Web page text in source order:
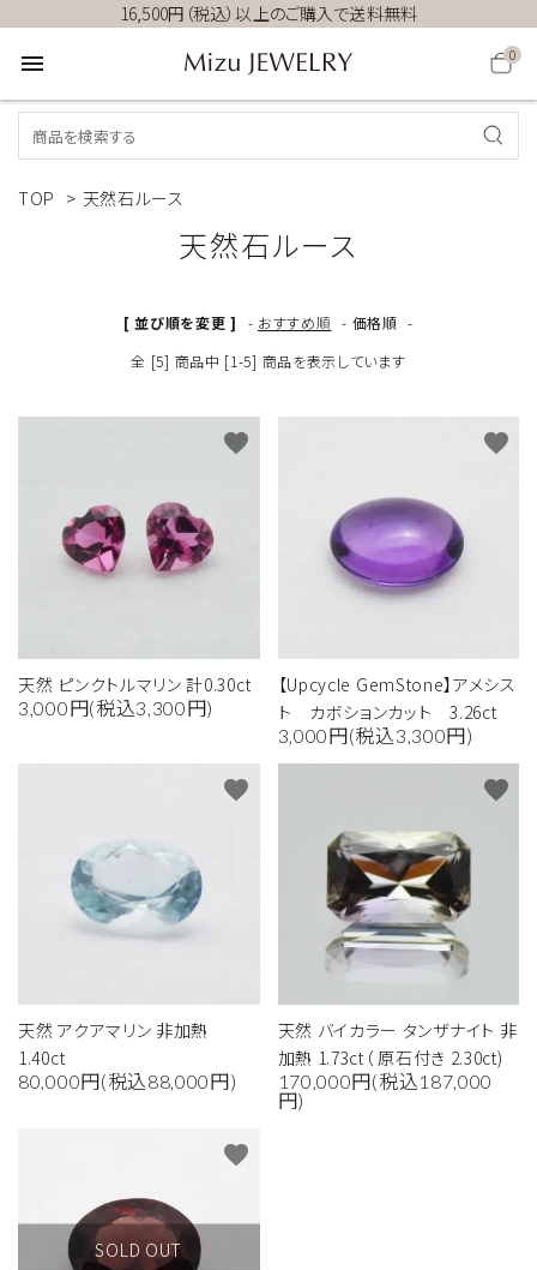
16,500円（税込）以上のご購入で送料無料
menu 0
TOP > 天然石ルース
天然石ルース
[ 並び順を変更 ] - おすすめ順 - 価格順 -
全 [5] 商品中 [1-5] 商品を表示しています
天然 ピンクトルマリン 計0.30ct
3,000円(税込3,300円)
favorite
【Upcycle GemStone】アメシス
ト カボションカット 3.26ct
3,000円(税込3,300円)
favorite
天然 アクアマリン 非加熱
1.40ct
80,000円(税込88,000円)
favorite
天然 バイカラー タンザナイト 非
加熱 1.73ct（ 原石付き 2.30ct)
170,000円(税込187,000
円)
favorite
SOLD OUT
favorite